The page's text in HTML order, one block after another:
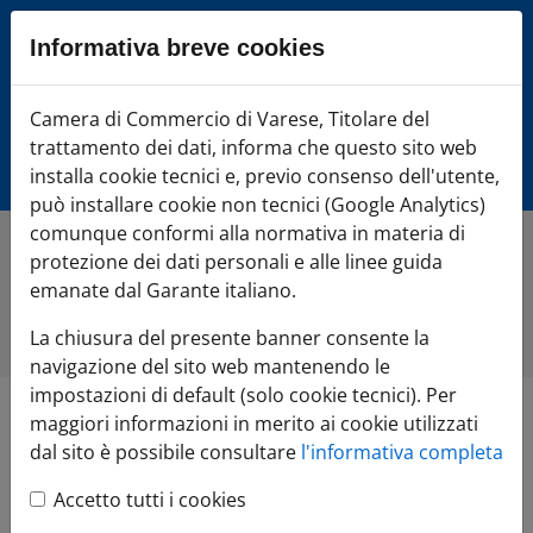
Sezione salto blocchi
Vai alla sezione dedicata alle informazioni correlate
Vai al footer
Camera di Commercio Varese
Home»Comunicazione»Tutte le notizie»L'innovazione
digitale al servizio del territorio: le Ville Ponti si svelano in
un Tour Virtuale ad alta definizione che le rende accessibili
L'innovazione digitale
al servizio del
Informativa breve cookies
Camera di Commercio di Varese, Titolare del
trattamento dei dati, informa che questo sito web
installa cookie tecnici e, previo consenso dell'utente,
può installare cookie non tecnici (Google Analytics)
comunque conformi alla normativa in materia di
protezione dei dati personali e alle linee guida
emanate dal Garante italiano.
La chiusura del presente banner consente la
navigazione del sito web mantenendo le
impostazioni di default (solo cookie tecnici). Per
maggiori informazioni in merito ai cookie utilizzati
dal sito è possibile consultare l'informativa completa
Accetto tutti i cookies